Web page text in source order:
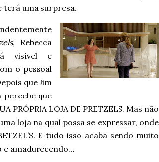
terá uma surpresa.
, Rebecca
visível e
o pessoal
que Jim
percebe que
PRÓPRIA LOJA DE PRETZELS. Mas não
loja na qual possa se expressar, onde
E tudo isso acaba sendo muito
e amadurecendo…